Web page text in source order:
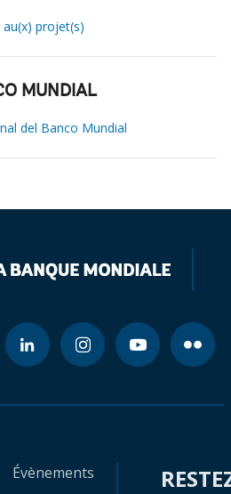
projet(s)
MUNDIAL
del Banco Mundial
Évènements